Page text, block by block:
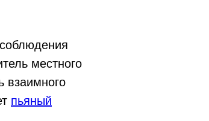
местного
взаимного
пьяный